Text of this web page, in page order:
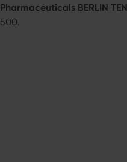
Pharmaceuticals BERLIN
500.